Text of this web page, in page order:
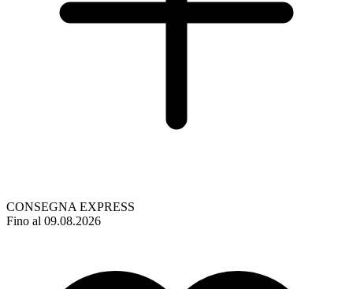
CONSEGNA EXPRESS
Fino al 09.08.2026